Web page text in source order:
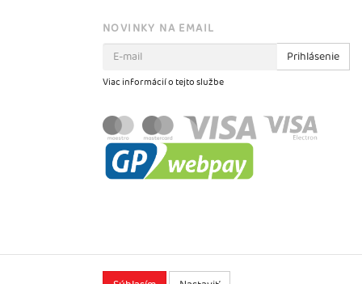
NOVINKY NA EMAIL
Prihlásenie
Viac informácií o tejto službe